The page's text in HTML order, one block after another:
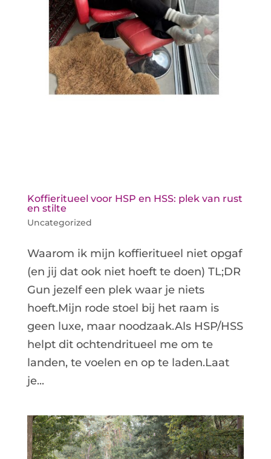
Koffieritueel voor HSP en HSS: plek van rust
en stilte
Uncategorized
Waarom ik mijn koffieritueel niet opgaf
(en jij dat ook niet hoeft te doen) TL;DR
Gun jezelf een plek waar je niets
hoeft.Mijn rode stoel bij het raam is
geen luxe, maar noodzaak.Als HSP/HSS
helpt dit ochtendritueel me om te
landen, te voelen en op te laden.Laat
je...